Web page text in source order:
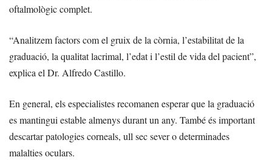
oftalmològic complet.
“Analitzem factors com el gruix de la còrnia, l’estabilitat de la
graduació, la qualitat lacrimal, l’edat i l’estil de vida del pacient”,
explica el Dr. Alfredo Castillo.
En general, els especialistes recomanen esperar que la graduació
es mantingui estable almenys durant un any. També és important
descartar patologies corneals, ull sec sever o determinades
malalties oculars.